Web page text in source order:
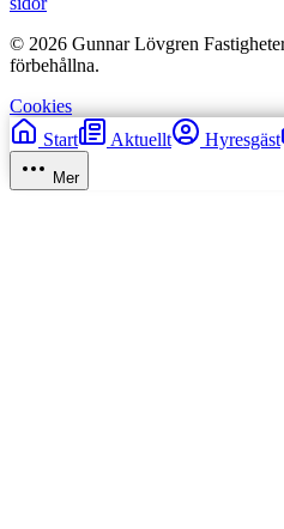
© 2026 Gunnar Lövgren
förbehållna.
Cookies
Start
Aktuellt Hyresgäst
Mer